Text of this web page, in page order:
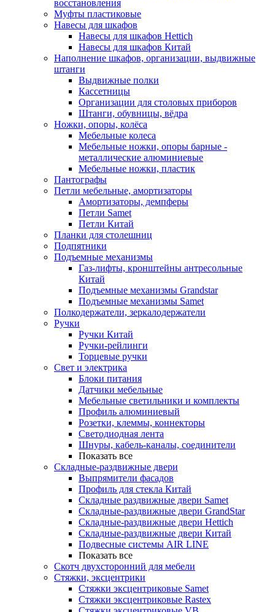
восстановления
Муфты пластиковые
Навесы для шкафов
Навесы для шкафов Hettich
Навесы для шкафов Китай
Наполнение шкафов, организации, выдвижные
штанги
Выдвижные полки
Кассетницы
Организации для столовых приборов
Штанги, обувницы, вёдра
Ножки, опоры, колёса
Мебельные колеса
Мебельные ножки, опоры барные -
металлические алюминиевые
Мебельные ножки, пластик
Пантографы
Петли мебельные, амортизаторы
Амортизаторы, демпферы
Петли Samet
Петли Китай
Планки для столешниц
Подпятники
Подъемные механизмы
Газ-лифты, кронштейны антресольные
Китай
Подъемные механизмы Grandstar
Подъемные механизмы Samet
Полкодержатели, зеркалодержатели
Ручки
Ручки Китай
Ручки-рейлинги
Торцевые ручки
Свет и электрика
Блоки питания
Датчики мебельные
Мебельные светильники и комплекты
Профиль алюминиевый
Розетки, клеммы, коннекторы
Светодиодная лента
Шнуры, кабель-каналы, соединители
Показать все
Складные-раздвижные двери
Выпрямители фасадов
Профиль для стекла Китай
Складные раздвижные двери Samet
Складные-раздвижные двери GrandStar
Складные-раздвижные двери Hettich
Складные-раздвижные двери Китай
Подвесные системы AIR LINE
Показать все
Скотч двухсторонний для мебели
Стяжки, эксцентрики
Cтяжки эксцентриковые Samet
Стяжки эксцентриковые Rastex